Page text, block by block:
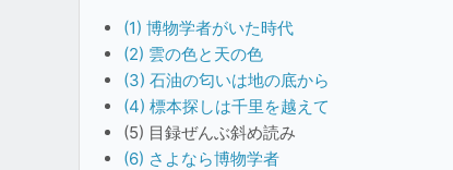
(1) 博物学者がいた時代
(2) 雲の色と天の色
(3) 石油の匂いは地の底から
(4) 標本探しは千里を越えて
(5) 目録ぜんぶ斜め読み
(6) さよなら博物学者